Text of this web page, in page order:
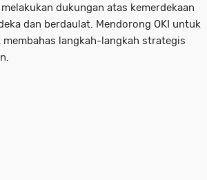
dukungan atas kemerdekaan
dan berdaulat. Mendorong OKI untuk
langkah-langkah strategis